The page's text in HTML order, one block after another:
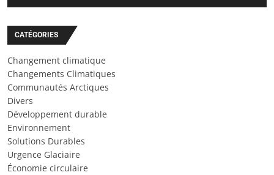
CATÉGORIES
Changement climatique
Changements Climatiques
Communautés Arctiques
Divers
Développement durable
Environnement
Solutions Durables
Urgence Glaciaire
Économie circulaire